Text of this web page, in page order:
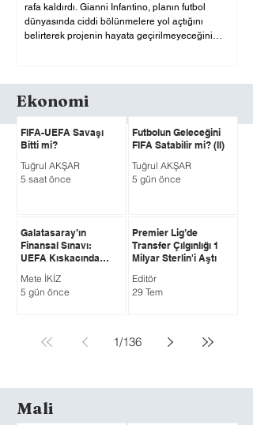
rafa kaldırdı. Gianni Infantino, planın futbol
dünyasında ciddi bölünmelere yol açtığını
belirterek projenin hayata geçirilmeyeceğini
konfederasyonların da aynı çizgide buluşması,
Infantino’yu projeyi ge
Ekonomi
FIFA-UEFA Savaşı
Bitti mi?
Tuğrul AKŞAR
5 saat önce
Futbolun Geleceğini
FIFA Satabilir mi? (II)
Tuğrul AKŞAR
5 gün önce
Galatasaray’ın
Finansal Sınavı:
UEFA Kıskacında
Güçlü Gelir Modeli
mi?
Mete İKİZ
5 gün önce
Premier Lig’de
Transfer Çılgınlığı 1
Milyar Sterlin'i Aştı
Editör
29 Tem
1/136
Mali